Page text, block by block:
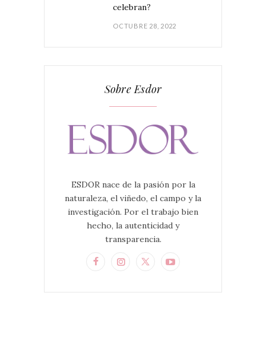
celebran?
OCTUBRE 28, 2022
Sobre Esdor
ESDOR nace de la pasión por la
naturaleza, el viñedo, el campo y la
investigación. Por el trabajo bien
hecho, la autenticidad y
transparencia.